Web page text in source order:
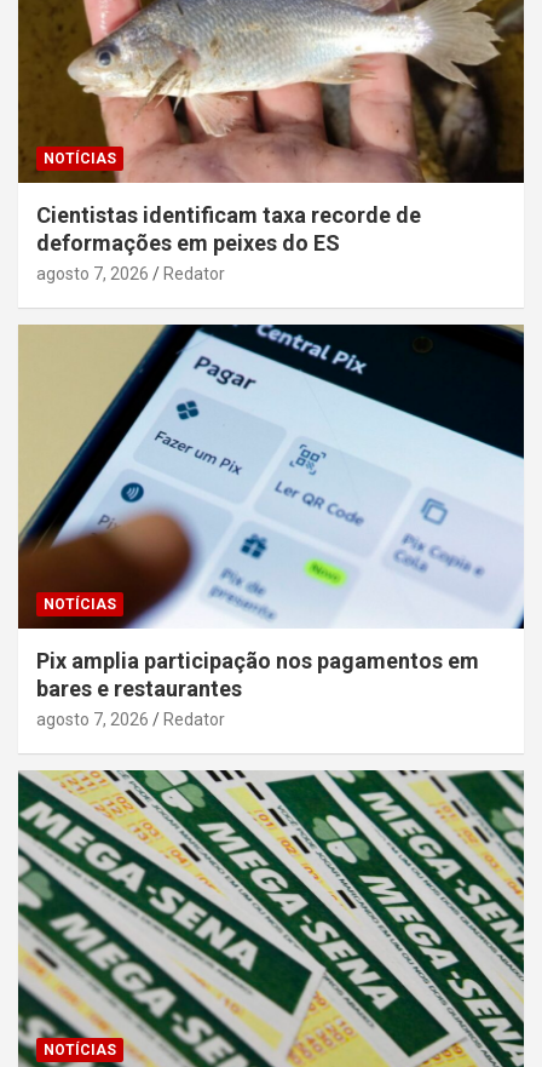
NOTÍCIAS
Cientistas identificam taxa recorde de
deformações em peixes do ES
agosto 7, 2026 Redator
NOTÍCIAS
Pix amplia participação nos pagamentos em
bares e restaurantes
agosto 7, 2026 Redator
NOTÍCIAS